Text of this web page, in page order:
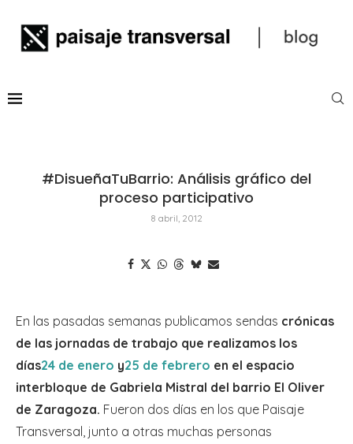
#DisueñaTuBarrio: Análisis gráfico del
proceso participativo
8 abril, 2012
En las pasadas semanas publicamos sendas crónicas
de las jornadas de trabajo que realizamos los
días24 de enero y25 de febrero en el espacio
interbloque de Gabriela Mistral del barrio El Oliver
de Zaragoza. Fueron dos días en los que Paisaje
Transversal, junto a otras muchas personas